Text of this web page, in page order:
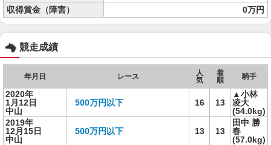
収得賞金（障害）
0万円
競走成績
年月日 レース
人
気
着
順
騎手
2020年
1月12日
中山
500万円以下 16 13
▲小林
凌大
(54.0kg)
2019年
12月15日
中山
500万円以下 13 13
田中 勝
春
(57.0kg)